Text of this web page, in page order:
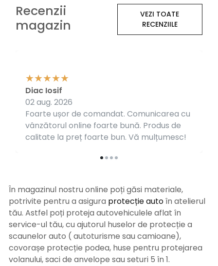
Recenzii
magazin
VEZI TOATE
RECENZIILE
Foarte ușor de comandat. Comunicarea cu
vânzătorul online foarte bună. Produs de
calitate la preț foarte bun. Vă mulțumesc!
Diac Iosif
02 aug. 2026
În magazinul nostru online poți găsi materiale,
potrivite pentru a asigura protecție autoîn atelierul
tău. Astfel poți proteja autovehiculele aflat în
service-ul tău, cu ajutorul huselor de protecție a
scaunelor auto ( autoturisme sau camioane),
covorașe protecție podea, huse pentru protejarea
volanului, saci de anvelope sau seturi 5 în 1.